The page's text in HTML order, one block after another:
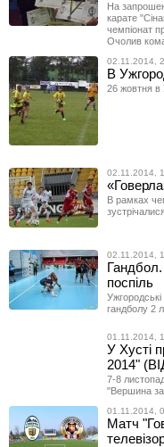
На
карате
чемпіонат
Очолив
02.11.2014,
В
26 жовтня в
02.11.2014,
В рамках
02.11.2014,
поспіль
Ужгородські
гандболу 2
01.11.2014,
У Хусті
2014"
7-8
"Вершина
01.11.2014,
Матч